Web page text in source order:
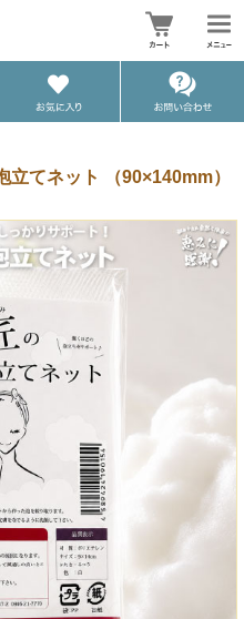
立てネット （90×140mm）